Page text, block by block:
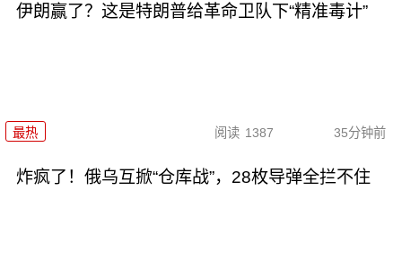
伊朗赢了？这是特朗普给革命卫队下“精准毒计”
最热 阅读 1387 35分钟前
炸疯了！俄乌互掀“仓库战”，28枚导弹全拦不住